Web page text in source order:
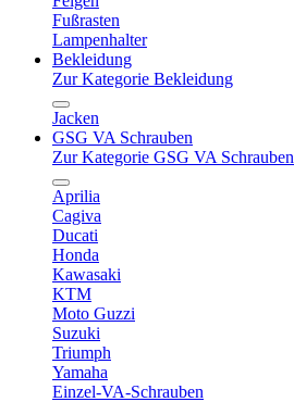
Fußrasten
Lampenhalter
Bekleidung
Zur Kategorie Bekleidung
Jacken
GSG VA Schrauben
Zur Kategorie GSG VA Schrauben
Aprilia
Cagiva
Ducati
Honda
Kawasaki
KTM
Moto Guzzi
Suzuki
Triumph
Yamaha
Einzel-VA-Schrauben